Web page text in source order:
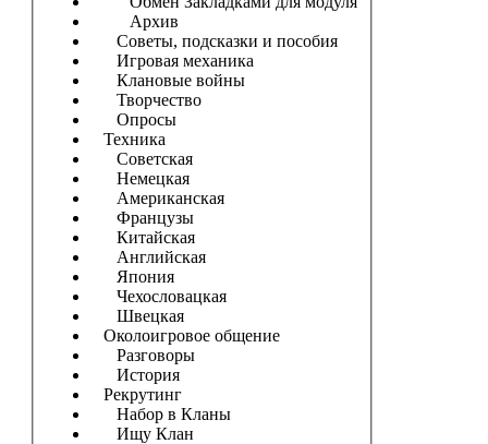
Архив
Советы, подсказки и пособия
Игровая механика
Клановые войны
Творчество
Опросы
Техника
Советская
Немецкая
Американская
Французы
Китайская
Английская
Япония
Чехословацкая
Швецкая
Околоигровое общение
Разговоры
История
Рекрутинг
Набор в Кланы
Ищу Клан